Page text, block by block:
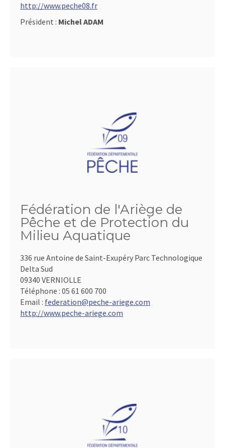
http://www.peche08.fr
Président : Michel ADAM
Fédération de l'Ariège de
Pêche et de Protection du
Milieu Aquatique
336 rue Antoine de Saint-Exupéry Parc Technologique
Delta Sud
09340 VERNIOLLE
Téléphone : 05 61 600 700
Email : federation@peche-ariege.com
http://www.peche-ariege.com